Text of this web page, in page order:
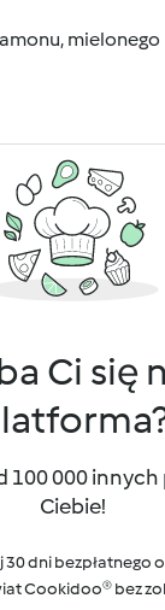
mielonego
Ci się
100 000
Ciebie!
30 dni bezpłatnego
Cookidoo® bez